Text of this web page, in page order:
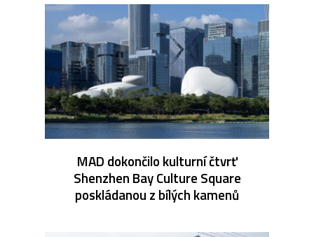
MAD dokončilo kulturní čtvrť
Shenzhen Bay Culture Square
poskládanou z bílých kamenů